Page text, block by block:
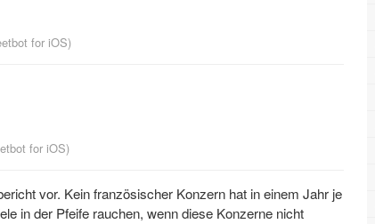
for iΟS)
for iΟS)
vor. Kein französischer Konzern hat in einem Jahr je
in der Pfeife rauchen, wenn diese Konzerne nicht